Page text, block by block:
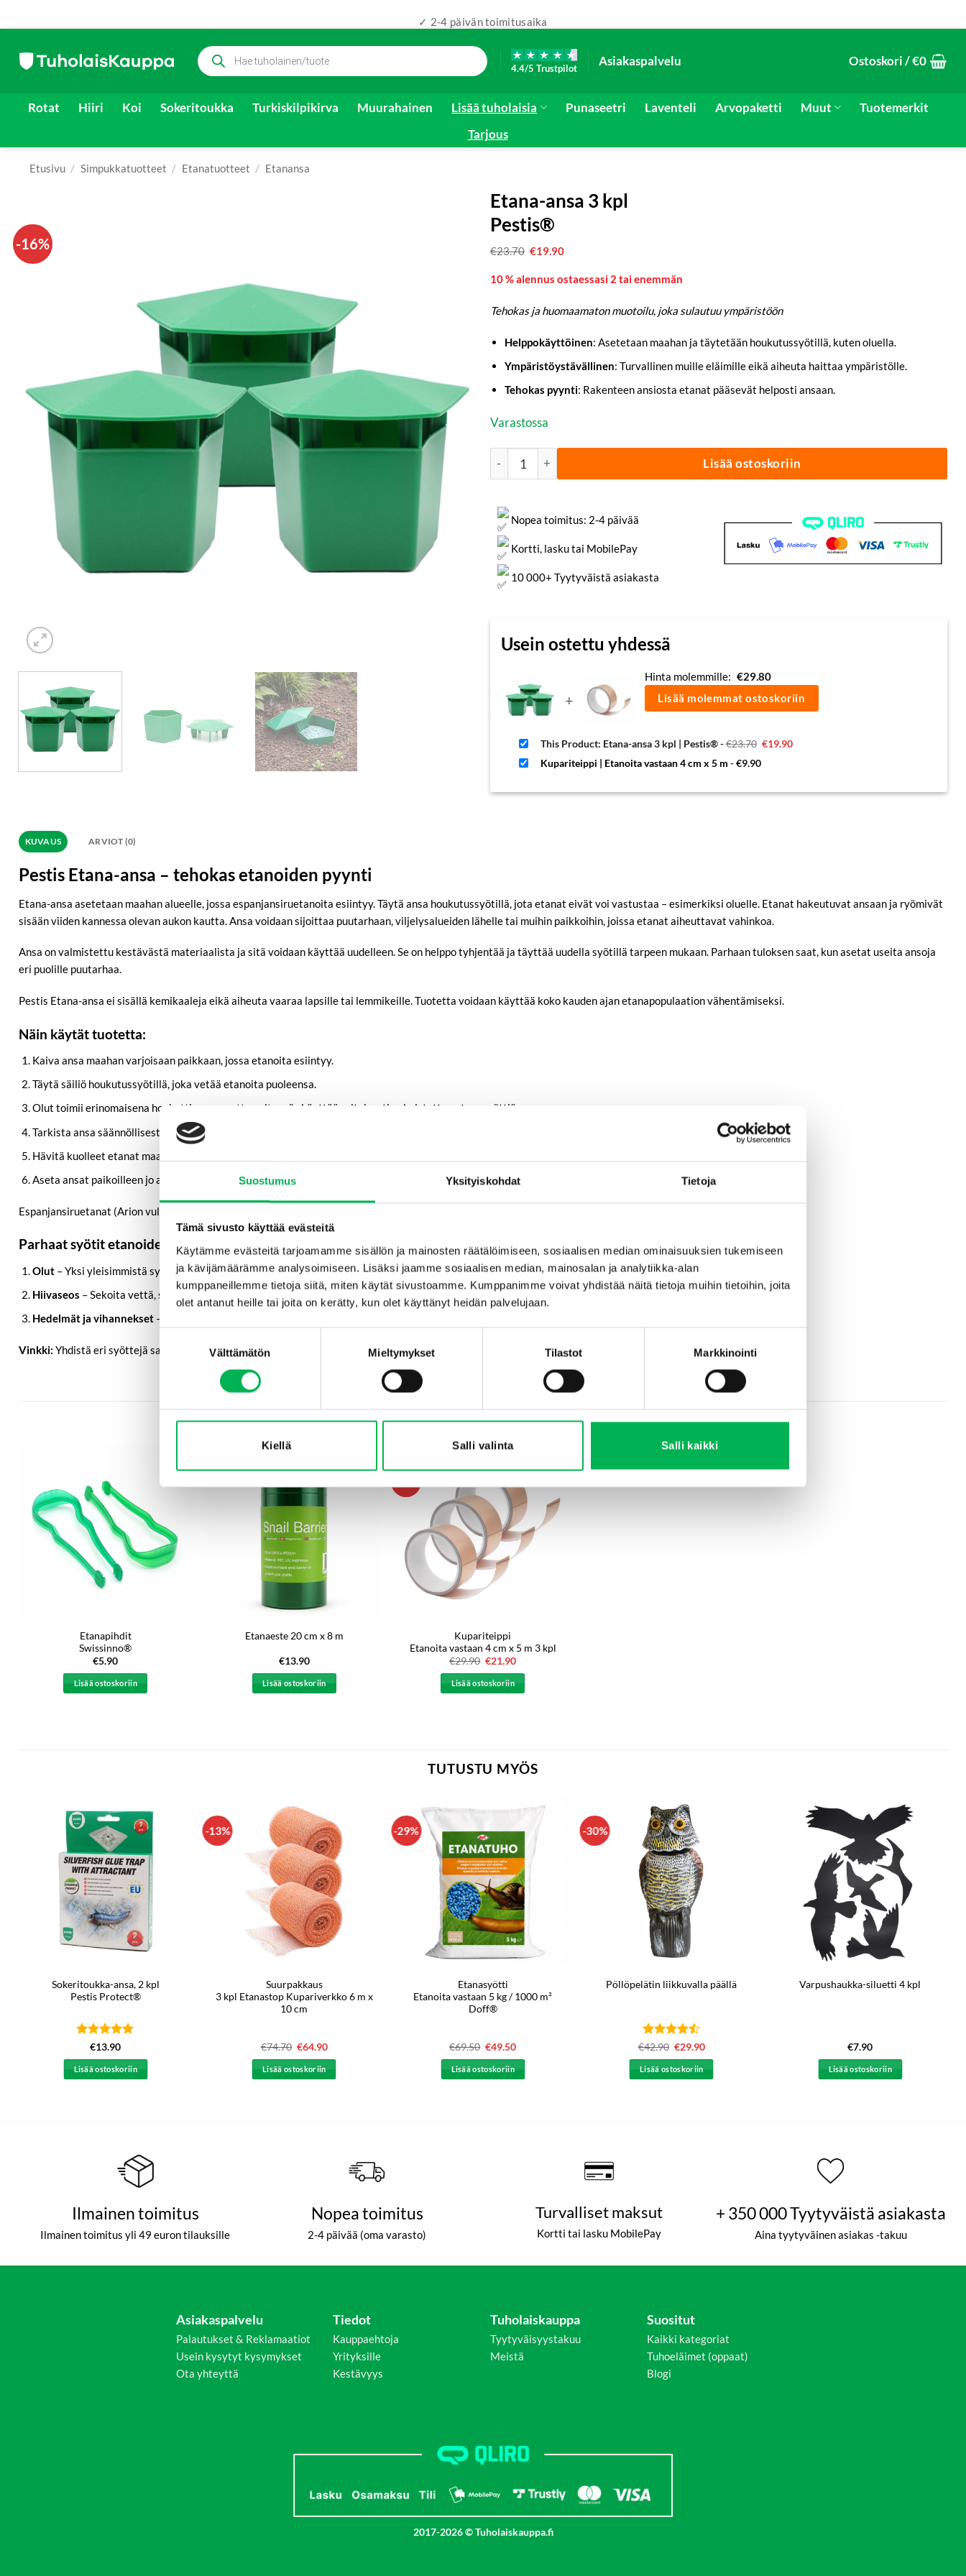
Suostumus Yksityiskohdat Tietoja
Tämä sivusto käyttää evästeitä
Käytämme evästeitä tarjoamamme sisällön ja mainosten räätälöimiseen, sosiaalisen median ominaisuuksien tukemiseen
ja kävijämäärämme analysoimiseen. Lisäksi jaamme sosiaalisen median, mainosalan ja analytiikka-alan
kumppaneillemme tietoja siitä, miten käytät sivustoamme. Kumppanimme voivat yhdistää näitä tietoja muihin tietoihin, joita
olet antanut heille tai joita on kerätty, kun olet käyttänyt heidän palvelujaan.
valinta
Välttämätön Mieltymykset Tilastot Markkinointi
Kiellä Salli valinta Salli kaikki
content
Products
search
4.4/5 Trustpilot
Asiakaspalvelu Ostoskori /€0
Rotat Hiiri Koi Sokeritoukka Turkiskilpikirva Muurahainen Lisää tuholaisia Punaseetri Laventeli Arvopaketti Muut
Tuotemerkit
Tarjous
Etusivu / Simpukkatuotteet / Etanatuotteet / Etanansa
-16%
Etana-ansa 3 kpl
Pestis®
€23.70 Alkuperäinen
€23.70.
€19.90
€19.90.
10 % alennus ostaessasi 2 tai enemmän
Tehokas ja huomaamaton muotoilu, joka sulautuu ympäristöön
Helppokäyttöinen: Asetetaan maahan ja täytetään houkutussyötillä, kuten oluella.
Ympäristöystävällinen: Turvallinen muille eläimille eikä aiheuta haittaa ympäristölle.
Tehokas pyynti: Rakenteen ansiosta etanat pääsevät helposti ansaan.
Varastossa
Etana-ansa 3 kpl | Pestis® määrä Lisää ostoskoriin
Nopea toimitus: 2-4 päivää
Kortti, lasku tai MobilePay
10 000+ Tyytyväistä asiakasta
Usein ostettu yhdessä
+
Hinta molemmille: €29.80
Lisää molemmat ostoskoriin
This Product: Etana-ansa 3 kpl | Pestis®-€23.70 Alkuperäinen
hinta
€19.90Nykyinen
hinta
Kupariteippi | Etanoita vastaan 4 cm x 5 m -€9.90
KUVAUS ARVIOT (0)
Pestis Etana-ansa – tehokas etanoiden pyynti
Etana-ansa asetetaan maahan alueelle, jossa espanjansiruetanoita esiintyy. Täytä ansa houkutussyötillä, jota etanat eivät voi vastustaa – esimerkiksi oluelle. Etanat hakeutuvat ansaan ja ryömivät
sisään viiden kannessa olevan aukon kautta. Ansa voidaan sijoittaa puutarhaan, viljelysalueiden lähelle tai muihin paikkoihin, joissa etanat aiheuttavat vahinkoa.
Ansa on valmistettu kestävästä materiaalista ja sitä voidaan käyttää uudelleen. Se on helppo tyhjentää ja täyttää uudella syötillä tarpeen mukaan. Parhaan tuloksen saat, kun asetat useita ansoja
eri puolille puutarhaa.
Pestis Etana-ansa ei sisällä kemikaaleja eikä aiheuta vaaraa lapsille tai lemmikeille. Tuotetta voidaan käyttää koko kauden ajan etanapopulaation vähentämiseksi.
Näin käytät tuotetta:
Kaiva ansa maahan varjoisaan paikkaan, jossa etanoita esiintyy.
Täytä säiliö houkutussyötillä, joka vetää etanoita puoleensa.
Olut toimii erinomaisena houkuttimena, mutta voit myös käyttää erityisesti valmistettua etanasyöttiä.
Tarkista ansa säännöllisesti, mieluiten päivittäin. Runsaan etanakannan alueilla ansa täyttyy nopeasti.
Hävitä kuolleet etanat maahan kaivamalla, pese ansa ja täytä se uudelleen houkutussyötillä.
Aseta ansat paikoilleen jo aikaisin keväällä, jotta etanapopulaatio pysyy hallinnassa koko kauden ajan.
Espanjansiruetanat (Arion vulgaris) houkuttelevat parhaiten
Parhaat syötit etanoiden houkutteluun
Olut – Yksi yleisimmistä syöteistä. Etanat vetäytyvät oluen hiivan ja alkoholin tuoksun perusteella. Käytä vaaleaa lager-olutta, jossa on korkea hiivapitoisuus.
Hiivaseos – Sekoita vettä, sokeria ja hiivaa luodaksesi edullisen ja tehokkaan syötin.
Hedelmät ja vihannekset – Ylikypsät hedelmät (kuten meloni tai banaani) ja vihannekset (kuten salaatti tai kaali) houkuttelevat etanoita tehokkaasti.
Vinkki: Yhdistä eri syöttejä saadaksesi parempia tuloksia. Esimerkiksi oluen ja hedelmäjätteiden yhdistelmä toimii erinomaisesti.
SAATAT MYÖS PITÄÄ...
Etanapihdit
Swissinno®
€5.90
Lisää ostoskoriin
Etanaeste 20 cm x 8 m
€13.90
Lisää ostoskoriin
Kupariteippi
Etanoita vastaan 4 cm x 5 m 3 kpl
€29.90 Alkuperäinen
oli:
€29.90.
€21.90
Lisää ostoskoriin
TUTUSTU MYÖS
Sokeritoukka-ansa, 2 kpl
Pestis Protect®
Arvostelu
tuotteesta:5
/ 5
€13.90
Lisää ostoskoriin
-13%
Suurpakkaus
3 kpl Etanastop Kupariverkko 6 m x
10 cm
€74.70 Alkuperäinen
oli:
€74.70.
€64.90Nykyinen
Lisää ostoskoriin
-29%
Etanasyötti
Etanoita vastaan 5 kg / 1000 m²
Doff®
€69.50 Alkuperäinen
oli:
€69.50.
€49.50
Lisää ostoskoriin
-30%
Pöllöpelätin liikkuvalla päällä
Arvostelu
tuotteesta:
4.5/ 5
€42.90 Alkuperäinen
oli:
€42.90.
€29.90Nykyinen
Lisää ostoskoriin
Varpushaukka-siluetti 4 kpl
€7.90
Lisää ostoskoriin
Ilmainen toimitus
Ilmainen toimitus yli 49 euron tilauksille
Nopea toimitus
2-4 päivää (oma varasto)
Turvalliset maksut
Kortti tai lasku MobilePay
+ 350 000 Tyytyväistä asiakasta
Aina tyytyväinen asiakas -takuu
Asiakaspalvelu
Palautukset & Reklamaatiot
Usein kysytyt kysymykset
Ota yhteyttä
Tiedot
Kauppaehtoja
Yrityksille
Kestävyys
Tuholaiskauppa
Tyytyväisyystakuu
Meistä
Suositut
Kaikki kategoriat
Tuhoeläimet (oppaat)
Blogi
2017-2026 © Tuholaiskauppa.fi
✓ 2-4 päivän toimitusaika